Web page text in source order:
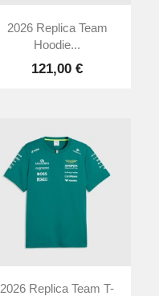
2026 Replica Team
Hoodie...
121,00 €
2026 Replica Team T-